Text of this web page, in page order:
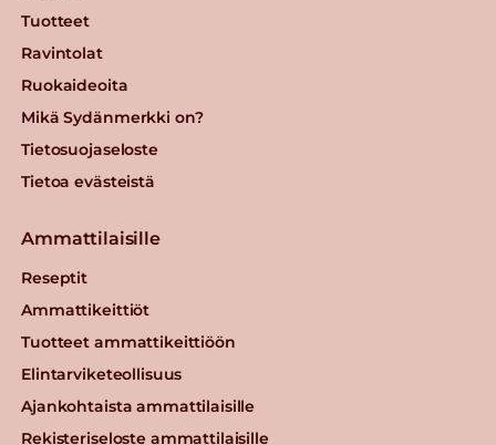
Tuotteet
Ravintolat
Ruokaideoita
Mikä Sydänmerkki on?
Tietosuojaseloste
Tietoa evästeistä
Ammattilaisille
Reseptit
Ammattikeittiöt
Tuotteet ammattikeittiöön
Elintarviketeollisuus
Ajankohtaista ammattilaisille
Rekisteriseloste ammattilaisille